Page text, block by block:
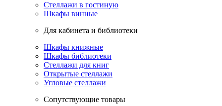
Стеллажи в гостиную
Шкафы винные
Для кабинета и библиотеки
Шкафы книжные
Шкафы библиотеки
Стеллажи для книг
Открытые стеллажи
Угловые стеллажи
Сопутствующие товары